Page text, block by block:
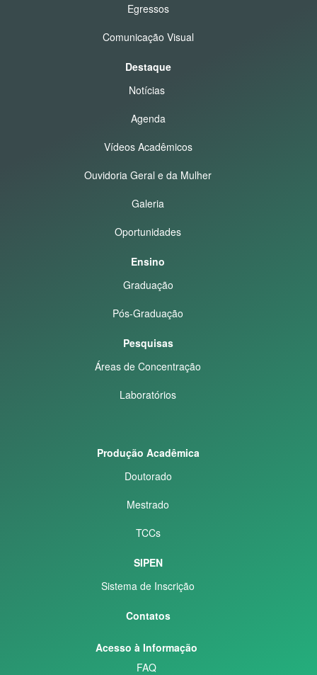
Egressos
Comunicação Visual
Destaque
Notícias
Agenda
Vídeos Acadêmicos
Ouvidoria Geral e da Mulher
Galeria
Oportunidades
Ensino
Graduação
Pós-Graduação
Pesquisas
Áreas de Concentração
Laboratórios
Produção Acadêmica
Doutorado
Mestrado
TCCs
SIPEN
Sistema de Inscrição
Contatos
Acesso à Informação
FAQ